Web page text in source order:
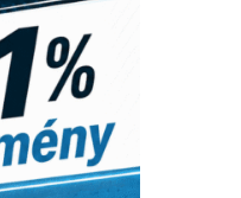
Regisztráció